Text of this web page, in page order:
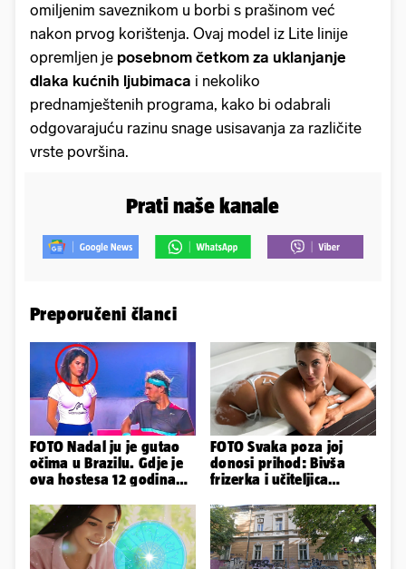
omiljenim saveznikom u borbi s prašinom već
nakon prvog korištenja. Ovaj model iz Lite linije
opremljen je posebnom četkom za uklanjanje
dlaka kućnih ljubimaca i nekoliko
prednamještenih programa, kako bi odabrali
odgovarajuću razinu snage usisavanja za različite
vrste površina.
Prati naše kanale
Preporučeni članci
FOTO Nadal ju je gutao
očima u Brazilu. Gdje je
ova hostesa 12 godina
FOTO Svaka poza joj
donosi prihod: Bivša
frizerka i učiteljica
Instagram